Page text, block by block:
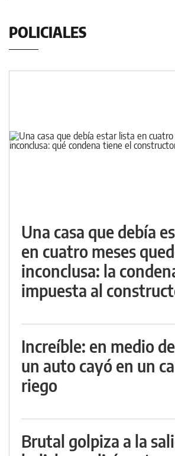
POLICIALES
Una casa que debía
en cuatro meses
inconclusa: la
impuesta al
Increíble: en medio
un auto cayó en un
riego
Brutal golpiza a la